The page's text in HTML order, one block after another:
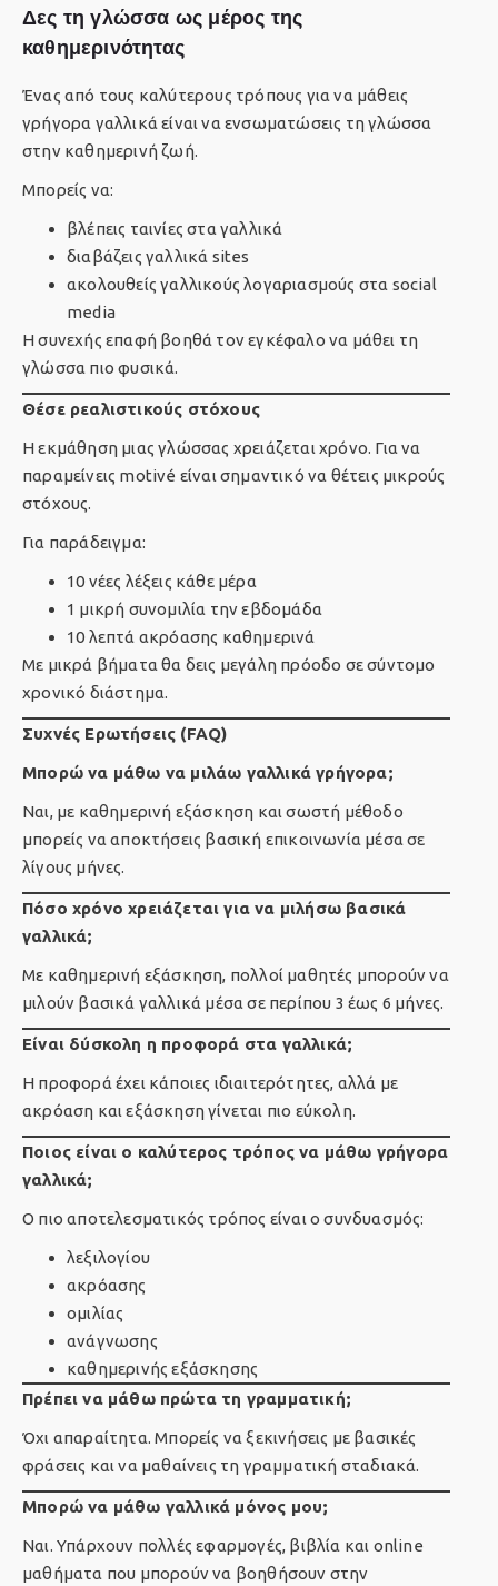
Δες τη γλώσσα ως μέρος της
καθημερινότητας
Ένας από τους καλύτερους τρόπους για να μάθεις
γρήγορα γαλλικά είναι να ενσωματώσεις τη γλώσσα
στην καθημερινή ζωή.
Μπορείς να:
βλέπεις ταινίες στα γαλλικά
διαβάζεις γαλλικά sites
ακολουθείς γαλλικούς λογαριασμούς στα social
media
Η συνεχής επαφή βοηθά τον εγκέφαλο να μάθει τη
γλώσσα πιο φυσικά.
Θέσε ρεαλιστικούς στόχους
Η εκμάθηση μιας γλώσσας χρειάζεται χρόνο. Για να
παραμείνεις motivé είναι σημαντικό να θέτεις μικρούς
στόχους.
Για παράδειγμα:
10 νέες λέξεις κάθε μέρα
1 μικρή συνομιλία την εβδομάδα
10 λεπτά ακρόασης καθημερινά
Με μικρά βήματα θα δεις μεγάλη πρόοδο σε σύντομο
χρονικό διάστημα.
Συχνές Ερωτήσεις (FAQ)
Μπορώ να μάθω να μιλάω γαλλικά γρήγορα;
Ναι, με καθημερινή εξάσκηση και σωστή μέθοδο
μπορείς να αποκτήσεις βασική επικοινωνία μέσα σε
λίγους μήνες.
Πόσο χρόνο χρειάζεται για να μιλήσω βασικά
γαλλικά;
Με καθημερινή εξάσκηση, πολλοί μαθητές μπορούν να
μιλούν βασικά γαλλικά μέσα σε περίπου 3 έως 6 μήνες.
Είναι δύσκολη η προφορά στα γαλλικά;
Η προφορά έχει κάποιες ιδιαιτερότητες, αλλά με
ακρόαση και εξάσκηση γίνεται πιο εύκολη.
Ποιος είναι ο καλύτερος τρόπος να μάθω γρήγορα
γαλλικά;
Ο πιο αποτελεσματικός τρόπος είναι ο συνδυασμός:
λεξιλογίου
ακρόασης
ομιλίας
ανάγνωσης
καθημερινής εξάσκησης
Πρέπει να μάθω πρώτα τη γραμματική;
Όχι απαραίτητα. Μπορείς να ξεκινήσεις με βασικές
φράσεις και να μαθαίνεις τη γραμματική σταδιακά.
Μπορώ να μάθω γαλλικά μόνος μου;
Ναι. Υπάρχουν πολλές εφαρμογές, βιβλία και online
μαθήματα που μπορούν να βοηθήσουν στην